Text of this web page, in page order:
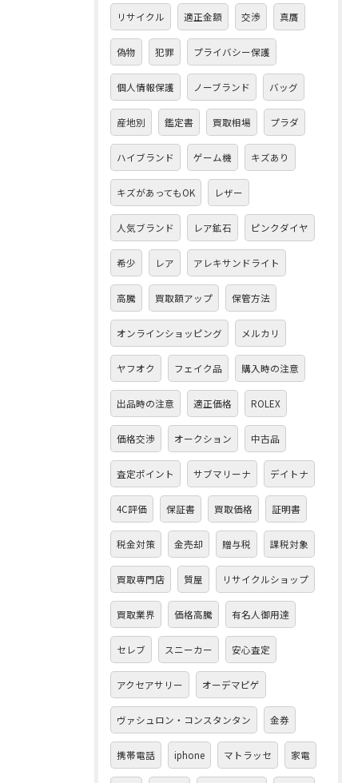
リサイクル 適正金額 交渉 真贋
偽物 犯罪 プライバシー保護
個人情報保護 ノーブランド バッグ
産地別 鑑定書 買取相場 プラダ
ハイブランド ゲーム機 キズあり
キズがあってもOK レザー
人気ブランド レア鉱石 ピンクダイヤ
希少 レア アレキサンドライト
高騰 買取額アップ 保管方法
オンラインショッピング メルカリ
ヤフオク フェイク品 購入時の注意
出品時の注意 適正価格 ROLEX
価格交渉 オークション 中古品
査定ポイント サブマリーナ デイトナ
4C評価 保証書 買取価格 証明書
税金対策 金売却 贈与税 課税対象
買取専門店 質屋 リサイクルショップ
買取業界 価格高騰 有名人御用達
セレブ スニーカー 安心査定
アクセアサリー オーデマピゲ
ヴァシュロン・コンスタンタン 金券
携帯電話 iphone マトラッセ 家電